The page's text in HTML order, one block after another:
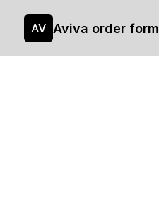
AV Aviva order form